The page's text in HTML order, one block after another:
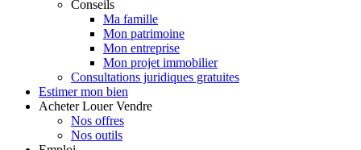
Conseils
Ma famille
Mon patrimoine
Mon entreprise
Mon projet immobilier
Consultations juridiques gratuites
Estimer mon bien
Acheter Louer Vendre
Nos offres
Nos outils